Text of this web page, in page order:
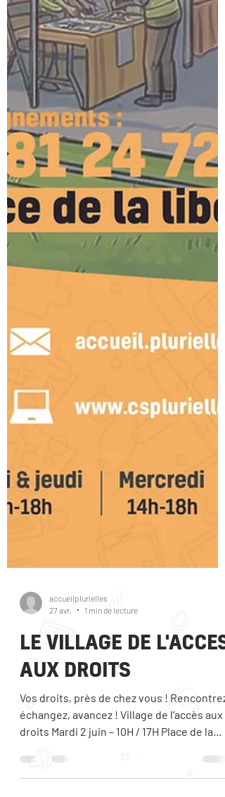
accueilplurielles
LE VILLAGE DE L'ACCES
AUX DROITS
Vos droits, près de chez vous ! Rencontrez,
échangez, avancez ! Village de l’accès aux
Liberté – Quartier du Sanitas Plus de 30
acteurs réunis pour vous informer, vous